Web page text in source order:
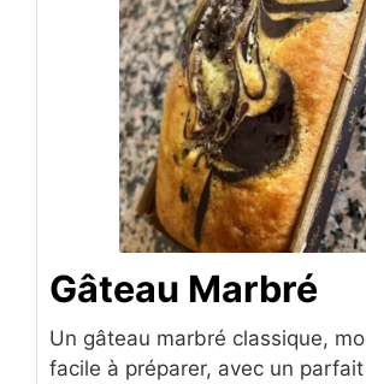
Gâteau Marbré
Un gâteau marbré classique,
facile à préparer, avec un